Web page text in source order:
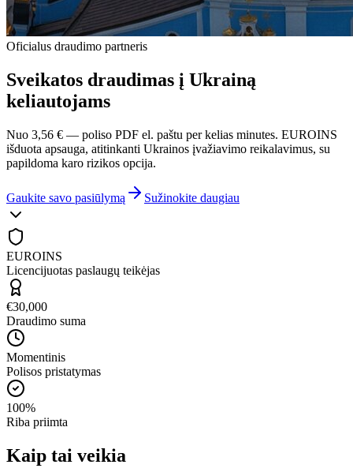
Oficialus draudimo partneris
Sveikatos draudimas į Ukrainą
keliautojams
Nuo 3,56 € — poliso PDF el. paštu per kelias minutes. EUROINS
išduota apsauga, atitinkanti Ukrainos įvažiavimo reikalavimus, su
papildoma karo rizikos opcija.
Gaukite savo pasiūlymą Sužinokite daugiau
EUROINS
Licencijuotas paslaugų teikėjas
€30,000
Draudimo suma
Momentinis
Polisos pristatymas
100%
Riba priimta
Kaip tai veikia